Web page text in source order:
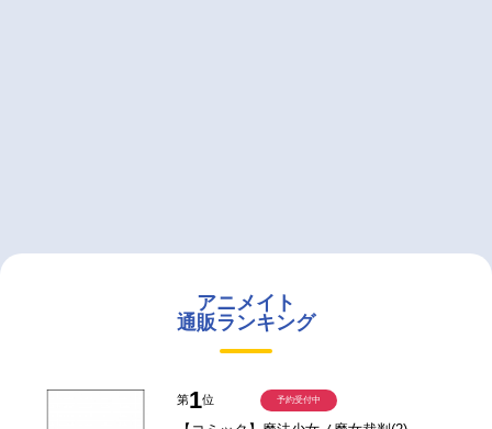
アニメイト
通販ランキング
第1位 予約受付中